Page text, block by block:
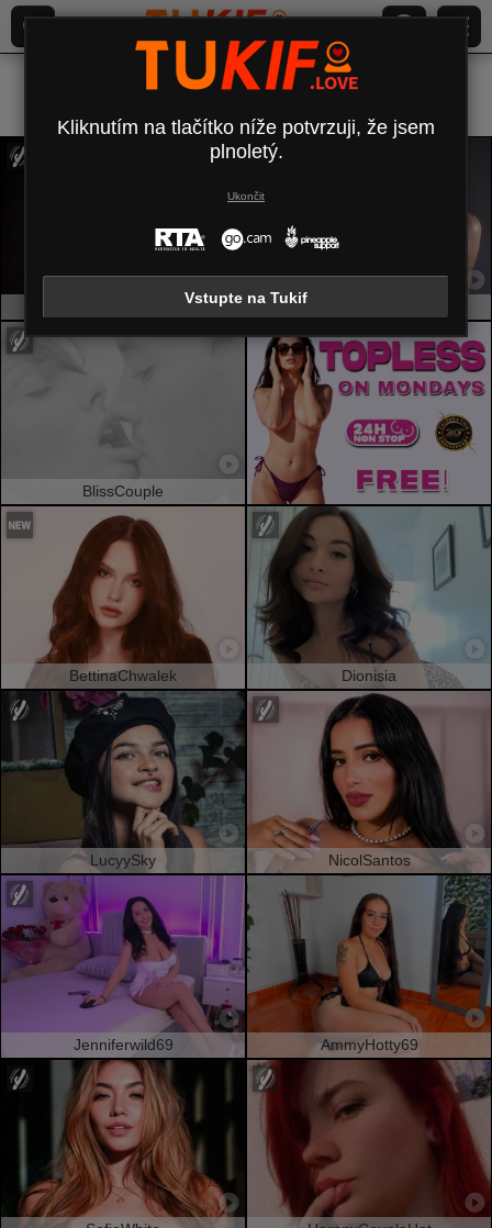
Všechno (628) Vyholená
BlissCouple
BettinaChwalek Dionisia
LucyySky NicolSantos
Jenniferwild69 AmmyHotty69
Kliknutím na tlačítko níže potvrzuji, že jsem
plnoletý.
Ukončit
Vstupte na Tukif